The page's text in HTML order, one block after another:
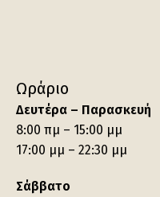
Ωράριο
Δευτέρα – Παρασκευή
8:00 πμ – 15:00 μμ
17:00 μμ – 22:30 μμ
Σάββατο